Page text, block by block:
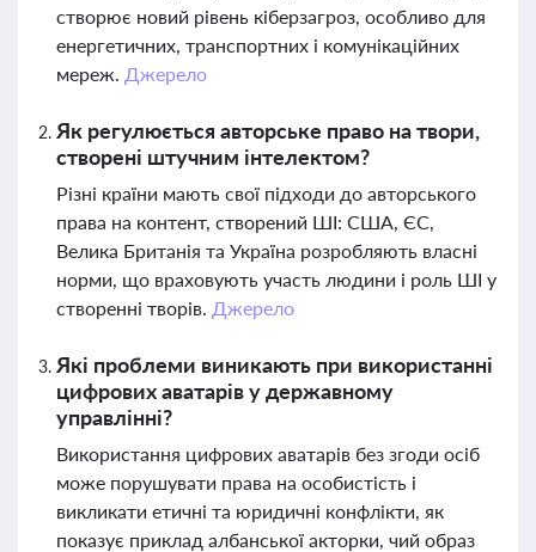
створює новий рівень кіберзагроз, особливо для
енергетичних, транспортних і комунікаційних
мереж. Джерело
Як регулюється авторське право на твори,
створені штучним інтелектом?
Різні країни мають свої підходи до авторського
права на контент, створений ШІ: США, ЄС,
Велика Британія та Україна розробляють власні
норми, що враховують участь людини і роль ШІ у
створенні творів. Джерело
Які проблеми виникають при використанні
цифрових аватарів у державному
управлінні?
Використання цифрових аватарів без згоди осіб
може порушувати права на особистість і
викликати етичні та юридичні конфлікти, як
показує приклад албанської акторки, чий образ